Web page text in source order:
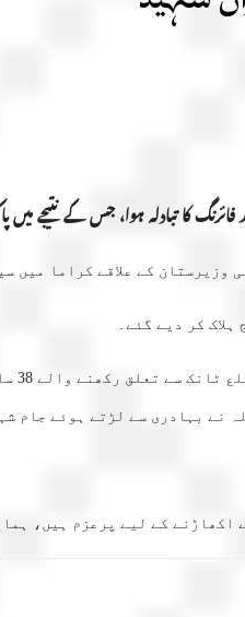
میں پاک فوج کے 4 اہلکار شہید جبکہ 5 دہشت
کے لیے پرعزم ہیں،